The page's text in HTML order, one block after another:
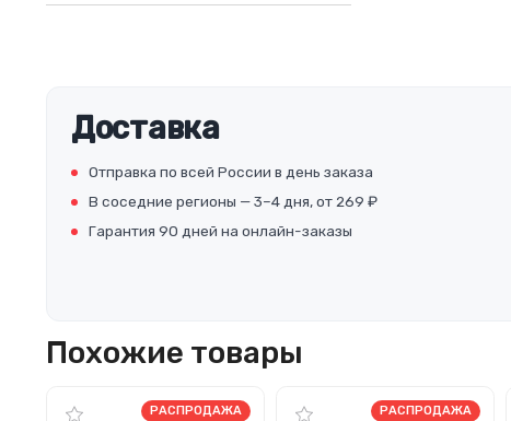
Доставка
Отправка по всей России в день заказа
В соседние регионы — 3–4 дня, от 269 ₽
Гарантия 90 дней на онлайн-заказы
Похожие товары
РАСПРОДАЖА РАСПРОДАЖА